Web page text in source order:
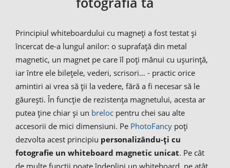
Principiul whiteboardului cu magneți a fost testat și
încercat de-a lungul anilor: o suprafață din metal
magnetic, un magnet pe care îl poți mânui cu ușurință,
iar între ele bilețele, vederi, scrisori… - practic orice
amintiri ai vrea să ții la vedere, fără a fi necesar să le
găurești. În funcție de rezistența magnetului, acesta ar
putea ține chiar și un breloc pentru chei sau alte
accesorii de mici dimensiuni. Pe PhotoFancy poți
dezvolta acest principiu personalizându-ți cu
fotografie un whiteboard magnetic unicat. Pe cât
de multe funcții poate îndeplini un whiteboard, pe atât